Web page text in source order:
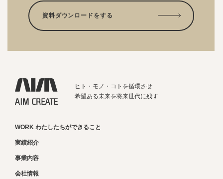
資料ダウンロードをする
ヒト・モノ・コトを循環させ
希望ある未来を将来世代に残す
WORK わたしたちができること
実績紹介
事業内容
会社情報